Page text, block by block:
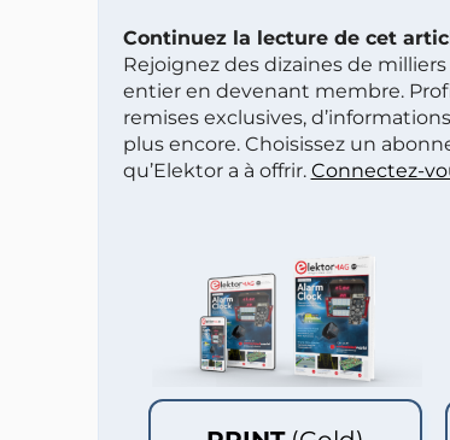
Continuez la lecture de cet
Rejoignez des dizaines de
entier en devenant membre.
remises exclusives,
plus encore. Choisissez un
qu’Elektor a à offrir. Connectez-